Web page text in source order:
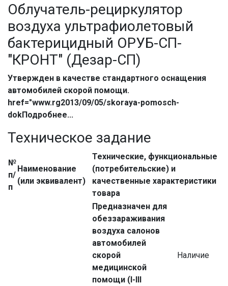
Облучатель-рециркулятор
воздуха ультрафиолетовый
бактерицидный ОРУБ-СП-
"КРОНТ" (Дезар-СП)
Утвержден в качестве стандартного оснащения
автомобилей скорой помощи.
href="www.rg2013/09/05/skoraya-pomosch-
dokПодробнее...
Техническое задание
№
п/
п
Наименование
(или эквивалент)
Технические, функциональные
(потребительские) и
качественные характеристики
товара
Предназначен для
обеззараживания
воздуха салонов
автомобилей
скорой
медицинской
помощи (I-III
Наличие